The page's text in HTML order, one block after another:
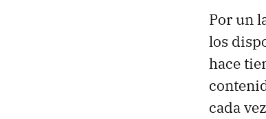
Por un
los
hace
cada